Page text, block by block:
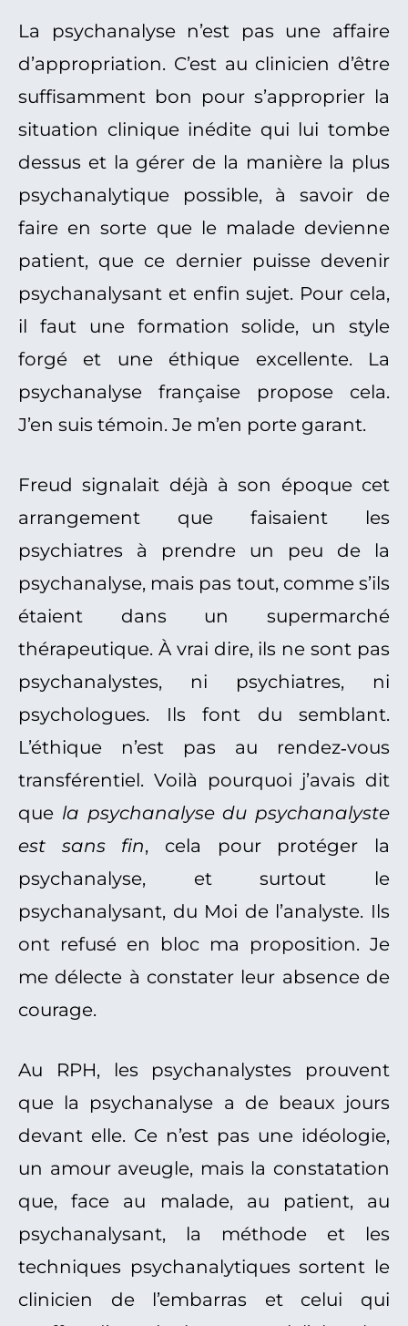
La psychanalyse n’est pas une affaire
d’appropriation. C’est au clinicien d’être
suffisamment bon pour s’approprier la
situation clinique inédite qui lui tombe
dessus et la gérer de la manière la plus
psychanalytique possible, à savoir de
faire en sorte que le malade devienne
patient, que ce dernier puisse devenir
psychanalysant et enfin sujet. Pour cela,
il faut une formation solide, un style
forgé et une éthique excellente. La
psychanalyse française propose cela.
J’en suis témoin. Je m’en porte garant.
Freud signalait déjà à son époque cet
arrangement que faisaient les
psychiatres à prendre un peu de la
psychanalyse, mais pas tout, comme s’ils
étaient dans un supermarché
thérapeutique. À vrai dire, ils ne sont pas
psychanalystes, ni psychiatres, ni
psychologues. Ils font du semblant.
L’éthique n’est pas au rendez‑vous
transférentiel. Voilà pourquoi j’avais dit
que la psychanalyse du psychanalyste
est sans fin, cela pour protéger la
psychanalyse, et surtout le
psychanalysant, du Moi de l’analyste. Ils
ont refusé en bloc ma proposition. Je
me délecte à constater leur absence de
courage.
Au RPH, les psychanalystes prouvent
que la psychanalyse a de beaux jours
devant elle. Ce n’est pas une idéologie,
un amour aveugle, mais la constatation
que, face au malade, au patient, au
psychanalysant, la méthode et les
techniques psychanalytiques sortent le
clinicien de l’embarras et celui qui